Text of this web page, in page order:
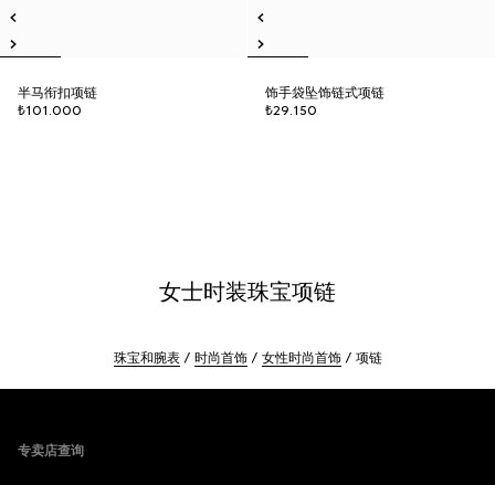
半马衔扣项链
₺101.000
饰手袋坠饰链式项链
₺29.150
女士时装珠宝项链
珠宝和腕表 时尚首饰 女性时尚首饰 项链
专卖店查询